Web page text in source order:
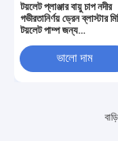
টয়লেট প্লাঞ্জার বায়ু চাপ নদীর
গভীরতানির্ণয় ড্রেন ব্লাস্টার
টয়লেট পাম্প জন্য
ভালো দাম
বাড়ি